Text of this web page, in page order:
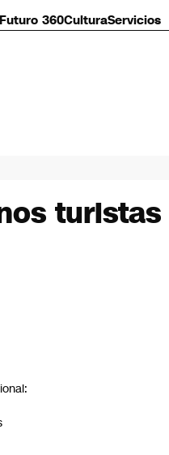
Futuro 360CulturaServicios